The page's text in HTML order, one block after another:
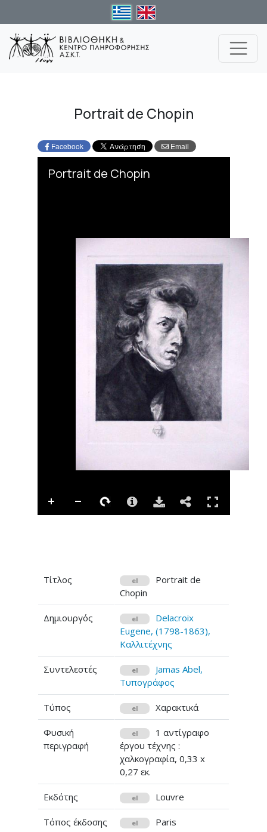
el en
Portrait de Chopin
Facebook Email
Media Viewer
Portrait de Chopin
Τίτλος el
Portrait de
Chopin
Δημιουργός el
Delacroix
Eugene, (1798-1863),
Καλλιτέχνης
Συντελεστές el
Jamas Abel,
Τυπογράφος
Τύπος el Χαρακτικά
Φυσική
περιγραφή
el
1 αντίγραφο
έργου τέχνης :
χαλκογραφία, 0,33 x
0,27 εκ.
Εκδότης el Louvre
Τόπος έκδοσης el Paris